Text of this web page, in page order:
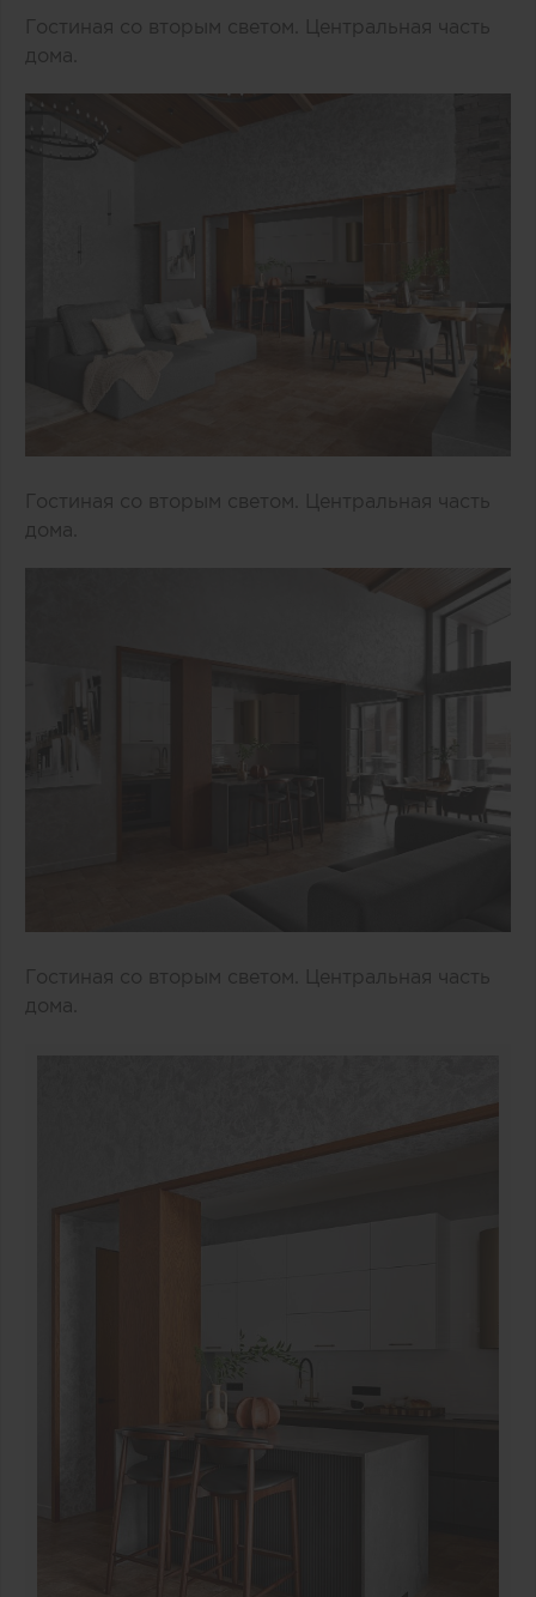
Гостиная со вторым светом. Центральная часть
дома.
Гостиная со вторым светом. Центральная часть
дома.
Гостиная со вторым светом. Центральная часть
дома.